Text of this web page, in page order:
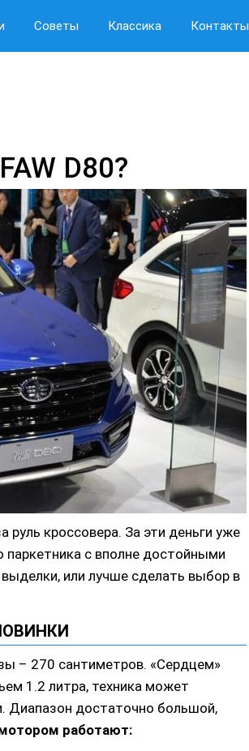
Советы Классика Контакты
D80?
руль кроссовера. За эти деньги уже
с вполне достойными
или лучше сделать выбор в
– 270 сантиметров. «Сердцем»
1.2 литра, техника может
Диапазон достаточно большой,
работают: